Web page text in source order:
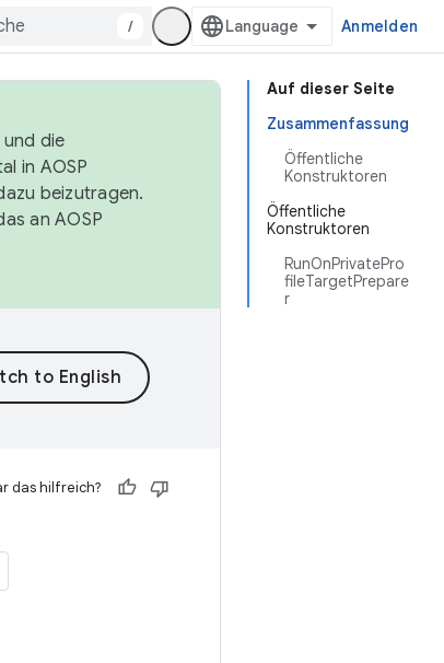
/ Anmelden
Auf dieser Seite
Zusammenfassung
Öffentliche
Konstruktoren
Öffentliche
Konstruktoren
RunOnPrivatePro
fileTargetPrepare
r
die
in AOSP
beizutragen.
an AOSP
das hilfreich?